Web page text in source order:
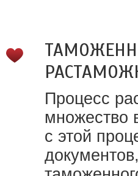
Процесс
множество
с этой